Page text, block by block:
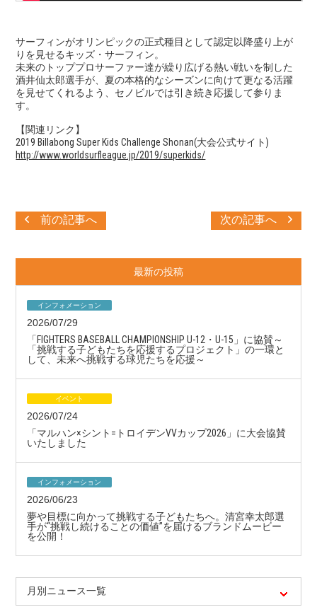
サーフィンがオリンピックの正式種目として認定以降盛り上が
りを見せるキッズ・サーフィン。
未来のトッププロサーファー達が繰り広げる熱い戦いを制した
酒井仙太郎選手が、夏の本格的なシーズンに向けて更なる活躍
を見せてくれるよう、セノビルでは引き続き応援して参りま
す。
【関連リンク】
2019 Billabong Super Kids Challenge Shonan(大会公式サイト)
http://www.worldsurfleague.jp/2019/superkids/
前の記事へ 次の記事へ
最新の投稿
インフォメーション
2026/07/29
「FIGHTERS BASEBALL CHAMPIONSHIP U-12・U-15」に協賛～
「挑戦する子どもたちを応援するプロジェクト」の一環と
して、未来へ挑戦する球児たちを応援～
イベント
2026/07/24
「マルハン×シント=トロイデンVVカップ2026」に大会協賛
いたしました
インフォメーション
2026/06/23
夢や目標に向かって挑戦する子どもたちへ。清宮幸太郎選
手が“挑戦し続けることの価値”を届けるブランドムービー
を公開！
月別ニュース一覧